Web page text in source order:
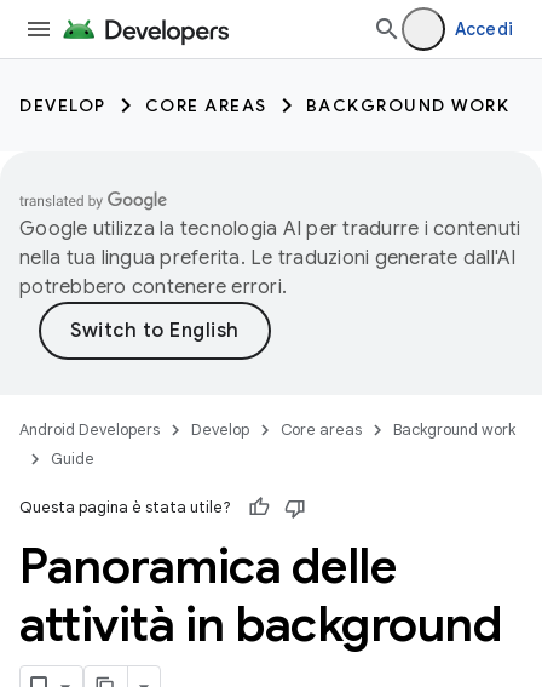
Accedi
DEVELOP CORE AREAS BACKGROUND WORK
Google utilizza la tecnologia AI per tradurre i contenuti
nella tua lingua preferita. Le traduzioni generate dall'AI
potrebbero contenere errori.
Android Developers Develop Core areas
Background work
Guide
Questa pagina è stata utile?
Panoramica delle
attività in background